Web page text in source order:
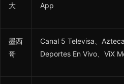
大
App
墨西
哥
Canal 5 Televisa、
Deportes En Vivo、ViX